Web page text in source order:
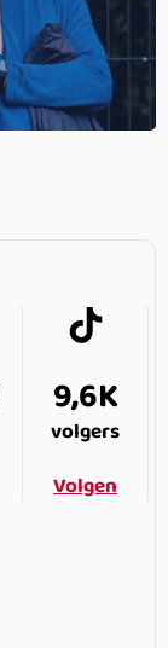
9,6K
volgers
Volgen